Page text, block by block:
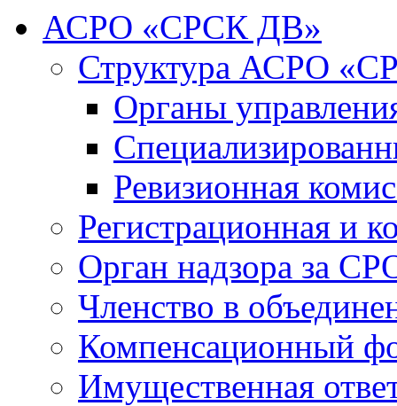
АСРО «СРСК ДВ»
Структура АСРО
Органы
Ревизионная
Регистрационная и
Орган надзора за
Членство в
Компенсационный
Имущественная